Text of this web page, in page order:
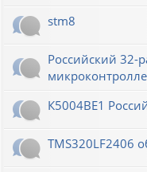
stm8
Российский 32-
К5004ВЕ1
TMS320LF2406